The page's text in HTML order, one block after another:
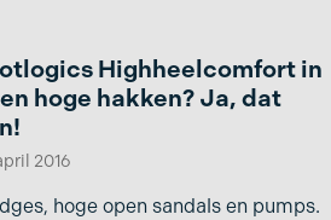
Highheelcomfort in
hoge hakken? Ja, dat
2016
hoge open sandals en pumps.